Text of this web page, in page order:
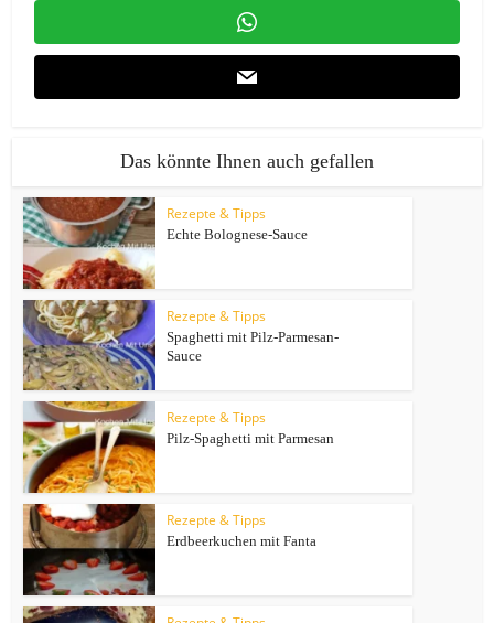
Das könnte Ihnen auch gefallen
Rezepte & Tipps
Echte Bolognese-Sauce
Rezepte & Tipps
Spaghetti mit Pilz-Parmesan-
Sauce
Rezepte & Tipps
Pilz-Spaghetti mit Parmesan
Rezepte & Tipps
Erdbeerkuchen mit Fanta